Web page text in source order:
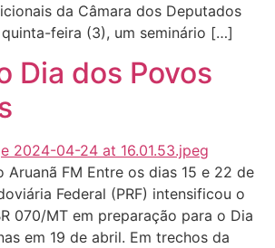
da Câmara dos Deputados
feira (3), um seminário […]
Dia dos Povos
Aruanã FM Entre os dias 15 e 22 de
Federal (PRF) intensificou o
070/MT em preparação para o Dia
em 19 de abril. Em trechos da